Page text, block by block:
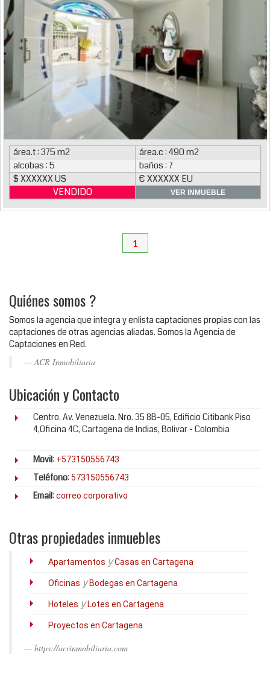
área.t : 375 m2
área.c : 490 m2
alcobas : 5
baños : 7
$ XXXXXX US
€ XXXXXX EU
VENDIDO
VER INMUEBLE
1
Quiénes somos ?
Somos la agencia que integra y enlista captaciones propias con las
captaciones de otras agencias aliadas. Somos la Agencia de
Captaciones en Red.
ACR Inmobiliaria
Ubicación y Contacto
Centro. Av. Venezuela. Nro. 35 8B-05, Edificio Citibank Piso
4,Oficina 4C, Cartagena de Indias, Bolivar - Colombia
Movil: +573150556743
Teléfono: 573150556743
Email: correo corporativo
Otras propiedades inmuebles
Apartamentos yCasas en Cartagena
Oficinas yBodegas en Cartagena
Hoteles yLotes en Cartagena
Proyectos en Cartagena
https://acrinmobiliaria.com